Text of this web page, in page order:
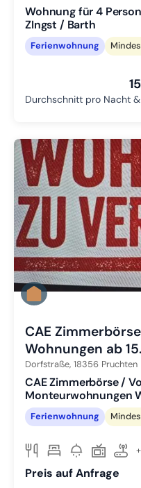
Wohnung für 4
ZIngst / Barth
Ferienwohnung
Durchschnitt pro Nacht
CAE
Wohnungen ab
Dorfstraße, 18356 Pruchten
CAE Zimmerbörse /
Monteurwohnungen
Ferienwohnung
Preis auf Anfrage